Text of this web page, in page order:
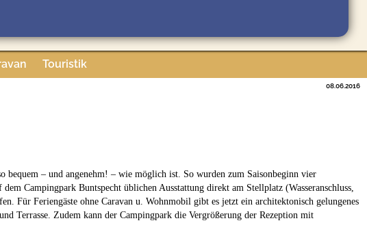
Touristik
08.06.2016
bequem – und angenehm! – wie möglich ist. So wurden zum Saisonbeginn vier
Campingpark Buntspecht üblichen Ausstattung direkt am Stellplatz (Wasseranschluss,
Für Feriengäste ohne Caravan u. Wohnmobil gibt es jetzt ein architektonisch gelungenes
Terrasse. Zudem kann der Campingpark die Vergrößerung der Rezeption mit